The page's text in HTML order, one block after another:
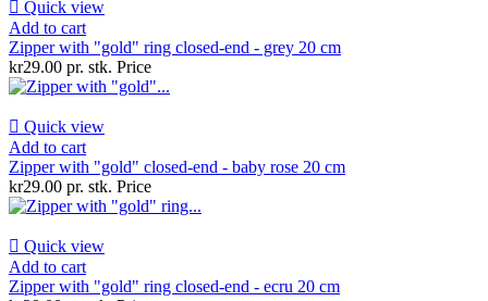
 Quick view
Add to cart
Zipper with "gold" ring closed-end - grey 20 cm
kr29.00 pr. stk. Price
 Quick view
Add to cart
Zipper with "gold" closed-end - baby rose 20 cm
kr29.00 pr. stk. Price
 Quick view
Add to cart
Zipper with "gold" ring closed-end - ecru 20 cm